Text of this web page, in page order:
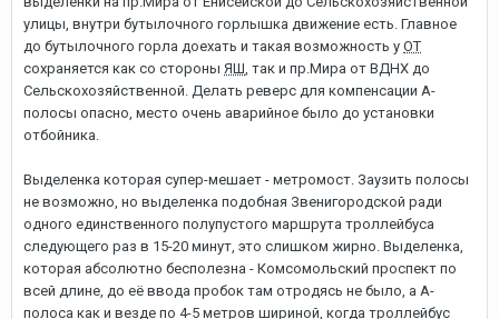
улицы, внутри бутылочного горлышка движение есть. Главное
до бутылочного горла доехать и такая возможность у ОТ
сохраняется как со стороны ЯШ, так и пр.Мира от ВДНХ до
Сельскохозяйственной. Делать реверс для компенсации А-
полосы опасно, место очень аварийное было до установки
отбойника.
Выделенка которая супер-мешает - метромост. Заузить полосы
не возможно, но выделенка подобная Звенигородской ради
одного единственного полупустого маршрута троллейбуса
следующего раз в 15-20 минут, это слишком жирно. Выделенка,
которая абсолютно бесполезна - Комсомольский проспект по
всей длине, до её ввода пробок там отродясь не было, а А-
полоса как и везде по 4-5 метров шириной, когда троллейбус